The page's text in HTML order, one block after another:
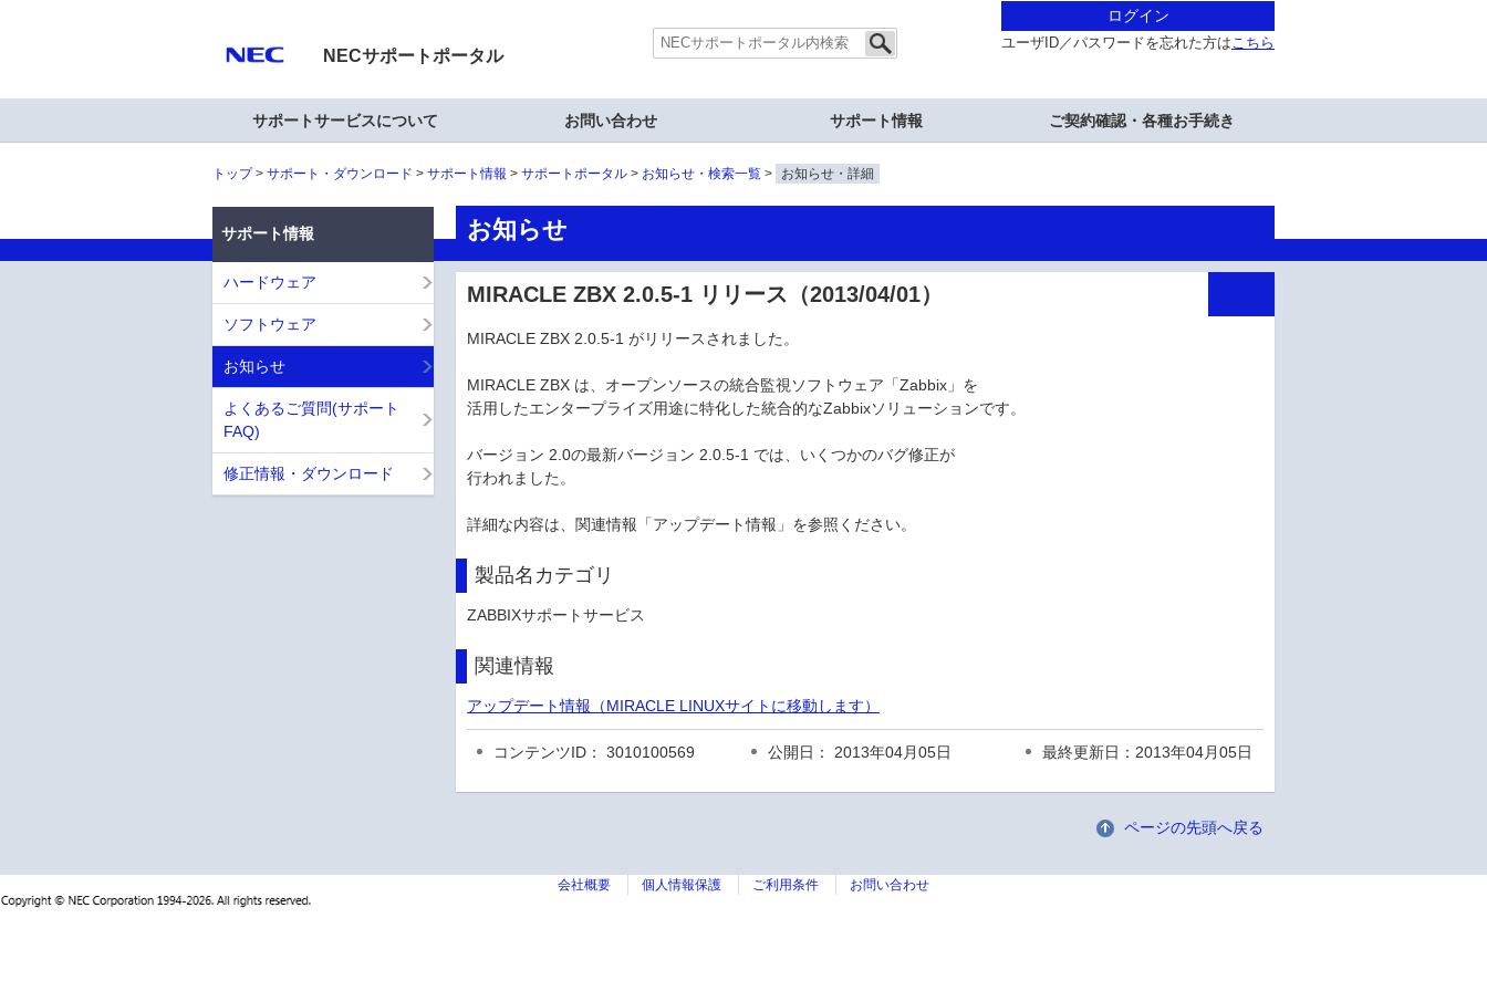
NECサポートポータル
ログイン
ユーザID／パスワードを忘れた方はこちら
サポートサービスについて お問い合わせ サポート情報 ご契約確認・各種お手続き
トップ サポート・ダウンロード サポート情報 サポートポータル お知らせ・検索一覧 お知らせ・詳細
お知らせ
MIRACLE ZBX 2.0.5-1 リリース（2013/04/01）
MIRACLE ZBX 2.0.5-1 がリリースされました。
MIRACLE ZBX は、オープンソースの統合監視ソフトウェア「Zabbix」を
活用したエンタープライズ用途に特化した統合的なZabbixソリューションです。
バージョン 2.0の最新バージョン 2.0.5-1 では、いくつかのバグ修正が
行われました。
詳細な内容は、関連情報「アップデート情報」を参照ください。
製品名カテゴリ
ZABBIXサポートサービス
関連情報
アップデート情報（MIRACLE LINUXサイトに移動します）
コンテンツID： 3010100569 公開日： 2013年04月05日 最終更新日：2013年04月05日
ページの先頭へ戻る
サポート情報
ハードウェア
ソフトウェア
お知らせ
よくあるご質問(サポート
FAQ)
修正情報・ダウンロード
会社概要 個人情報保護 ご利用条件 お問い合わせ